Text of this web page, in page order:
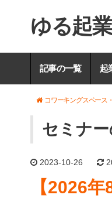
ゆる起
記事の一覧 起
コワーキングスペース
セミナ
2023-10-26
【2026